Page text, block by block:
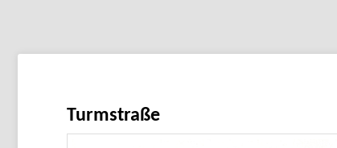
Turmstraße